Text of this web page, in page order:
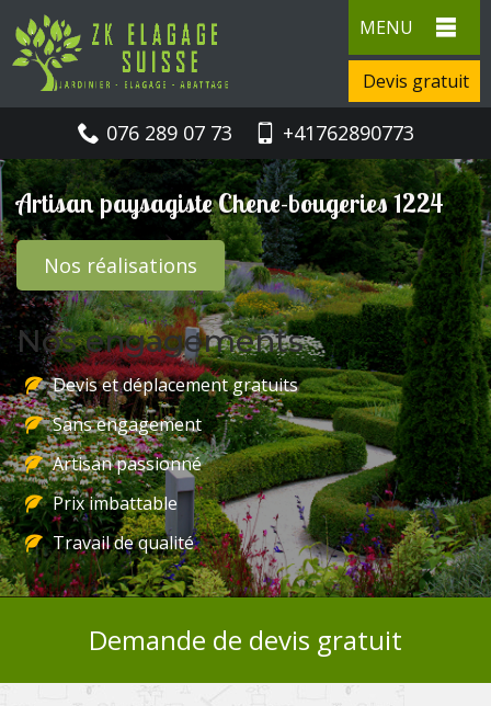
MENU
Devis gratuit
076 289 07 73 +41762890773
Artisan paysagiste Chene-bougeries 1224
Nos réalisations
Nos engagements
Devis et déplacement gratuits
Sans engagement
Artisan passionné
Prix imbattable
Travail de qualité
Demande de devis gratuit